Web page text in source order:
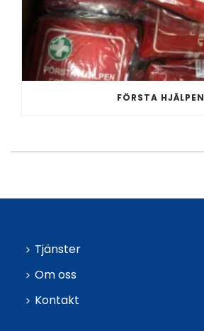
FÖRSTA HJÄLPEN
Tjänster
Om oss
Kontakt